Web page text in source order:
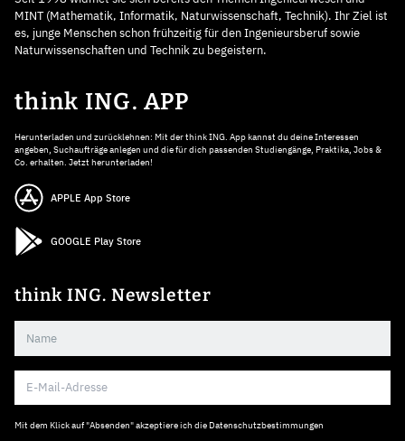
MINT (Mathematik, Informatik, Naturwissenschaft, Technik). Ihr Ziel ist
es, junge Menschen schon frühzeitig für den Ingenieursberuf sowie
Naturwissenschaften und Technik zu begeistern.
think ING. APP
Herunterladen und zurücklehnen: Mit der think ING. App kannst du deine Interessen
angeben, Suchaufträge anlegen und die für dich passenden Studiengänge, Praktika, Jobs &
Co. erhalten. Jetzt herunterladen!
APPLE App Store
GOOGLE Play Store
think ING. Newsletter
Mit dem Klick auf "Absenden" akzeptiere ich die Datenschutzbestimmungen